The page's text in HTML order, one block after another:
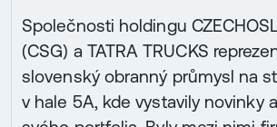
Společnosti holdingu
(CSG) a TATRA TRUCKS
slovenský obranný průmysl na
v hale 5A, kde vystavily novinky